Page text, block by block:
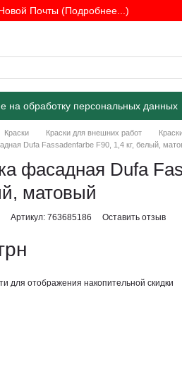
Почты (Подробнее...)
на обработку персональных данных
Краски Краски для внешних работ
Dufa Fassadenfarbe F90, 1,4 кг, белый,
фасадная Dufa
матовый
Артикул: 763685186 Оставить отзыв
для отображения накопительной скидки